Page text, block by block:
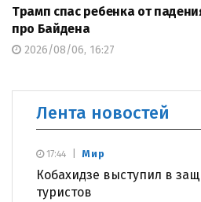
Трамп спас ребенка от
про Байдена
2026/08/06, 16:27
Лента новостей
Мир
Кобахидзе выступил в
туристов
17:44